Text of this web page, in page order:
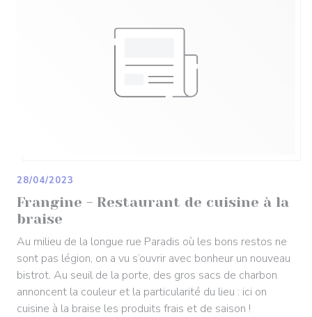
Frangine - Restaurant de cuisine à la
braise
28/04/2023
Au milieu de la longue rue Paradis où les bons restos ne
sont pas légion, on a vu s’ouvrir avec bonheur un nouveau
bistrot. Au seuil de la porte, des gros sacs de charbon
annoncent la couleur et la particularité du lieu : ici on
cuisine à la braise les produits frais et de saison !